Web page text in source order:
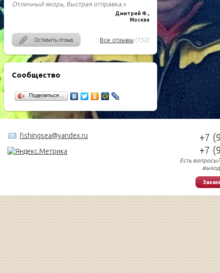
Отличный якорь, быстрая отправка.»
Дмитрий Ф.,
Москва
Оставить отзыв Все отзывы (132)
Сообщество
Поделиться…
fishingsea@yandex.ru
+7
+7
Есть